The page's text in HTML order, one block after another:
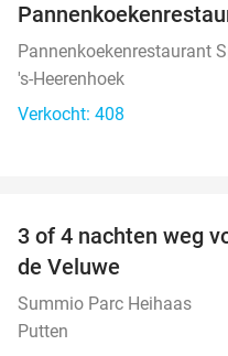
Pannenkoekenrestaurant
's-Heerenhoek
Verkocht: 408
3 of 4 nachten weg
de Veluwe
Summio Parc Heihaas
Putten